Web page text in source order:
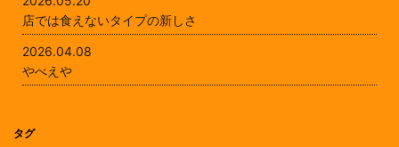
店では食えないタイプの新しさ
2026.04.08
やべえや
タグ